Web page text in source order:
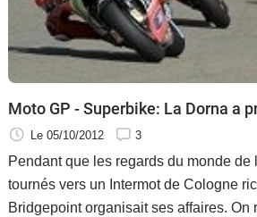
Moto GP - Superbike: La Dorna a
Le 05/10/2012 3
Pendant que les regards du monde de
tournés vers un Intermot de Cologne
Bridgepoint organisait ses affaires. On rappellera que c'est